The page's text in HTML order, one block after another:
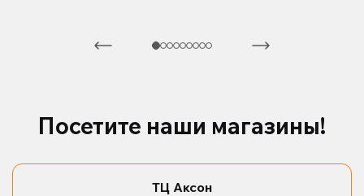
Посетите наши магазины!
ТЦ Аксон